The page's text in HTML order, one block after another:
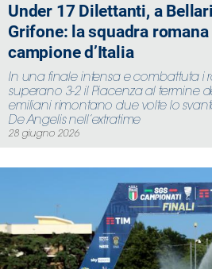
Under 17 Dilettanti, a
Grifone: la squadra
campione d’Italia
In una finale intensa e combattuta i
superano 3-2 il Piacenza al termine
emiliani rimontano due volte lo
De Angelis nell’extratime
28 giugno 2026